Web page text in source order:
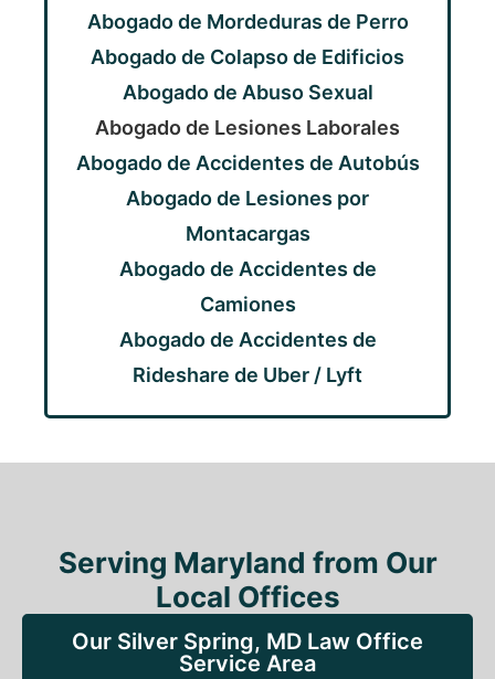
Abogado de Mordeduras de Perro
Abogado de Colapso de Edificios
Abogado de Abuso Sexual
Abogado de Lesiones Laborales
Abogado de Accidentes de Autobús
Abogado de Lesiones por
Montacargas
Abogado de Accidentes de
Camiones
Abogado de Accidentes de
Rideshare de Uber / Lyft
Serving Maryland from Our
Local Offices
Our Silver Spring, MD Law Office
Service Area